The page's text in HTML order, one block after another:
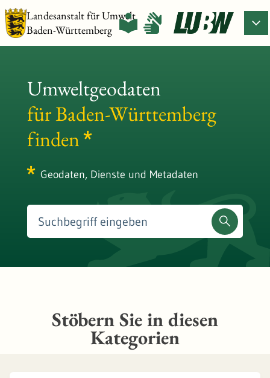
Landesanstalt für Umwelt
Baden-Württemberg
Umweltgeodaten
für Baden-Württemberg
finden
Geodaten, Dienste und Metadaten
Stöbern Sie in diesen
Kategorien